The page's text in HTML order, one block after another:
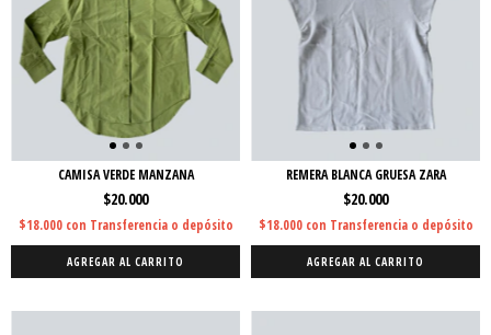
CAMISA VERDE MANZANA
$20.000
$18.000 con Transferencia o depósito
AGREGAR AL CARRITO
REMERA BLANCA GRUESA ZARA
$20.000
$18.000 con Transferencia o depósito
AGREGAR AL CARRITO